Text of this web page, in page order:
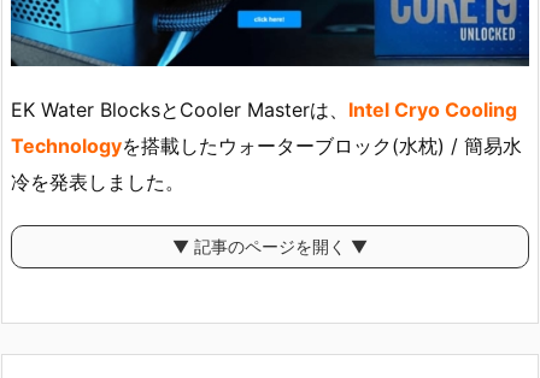
EK Water BlocksとCooler Masterは、 Intel Cryo Cooling
Technologyを搭載したウォーターブロック(水枕) / 簡易水
冷を発表しました。
▼ 記事のページを開く ▼